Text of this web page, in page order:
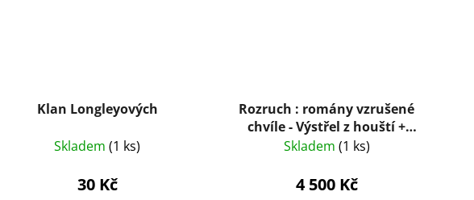
Klan Longleyových
Skladem(1 ks)
30 Kč
Rozruch : romány vzrušené
chvíle - Výstřel z houští +
Redaktorský statek + Ve dvou
země + Kovový had +
Skladem (1 ks)
4 500 Kč